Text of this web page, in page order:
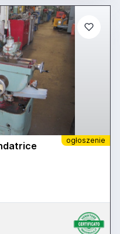
ogłoszenie